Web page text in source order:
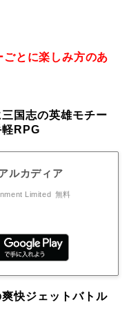
とに楽しみ方のあ
国志の英雄モチー
RPG
ルカディア
Limited 無料
快ジェットバトル